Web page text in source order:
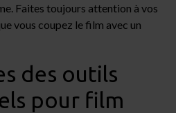
Faites toujours attention à vos
vous coupez le film avec un
des outils
pour film